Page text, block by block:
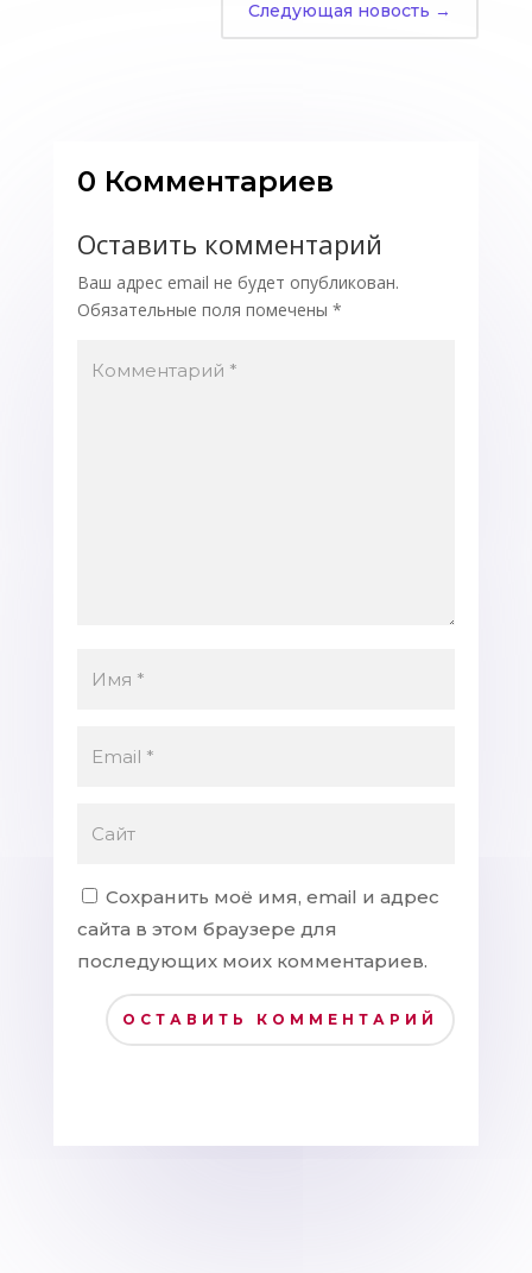
Следующая новость →
0 Комментариев
Оставить комментарий
Ваш адрес email не будет опубликован.
Обязательные поля помечены *
Сохранить моё имя, email и адрес
сайта в этом браузере для
последующих моих комментариев.
ОСТАВИТЬ КОММЕНТАРИЙ